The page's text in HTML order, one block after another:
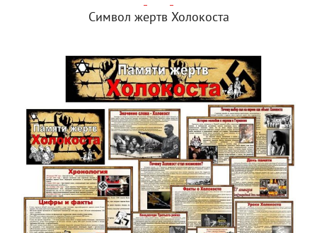
Символ жертв Холокоста